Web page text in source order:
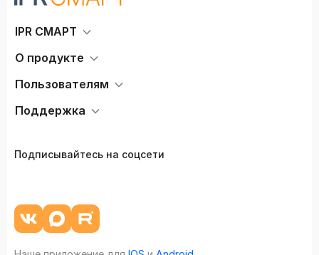
IPR СМАРТ
О продукте
Пользователям
Поддержка
Подписывайтесь на соцсети